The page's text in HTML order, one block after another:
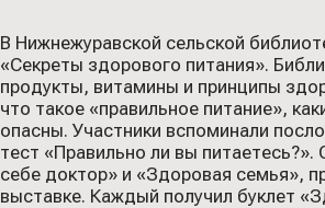
В Нижнежуравской сельской
«Секреты здорового питания».
продукты, витамины и принципы
что такое «правильное питание»,
опасны. Участники вспоминали
тест «Правильно ли вы
себе доктор» и «Здоровая семья»,
выставке. Каждый получил буклет